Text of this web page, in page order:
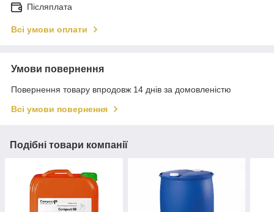
Післяплата
Всі умови оплати
Умови повернення
Повернення товару впродовж 14 днів за домовленістю
Всі умови повернення
Подібні товари компанії